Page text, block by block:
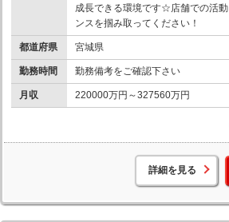
成長できる環境です☆店舗での活
ンスを掴み取ってください！
都道府県 宮城県
勤務時間 勤務備考をご確認下さい
月収 220000万円～327560万円
詳細を見る